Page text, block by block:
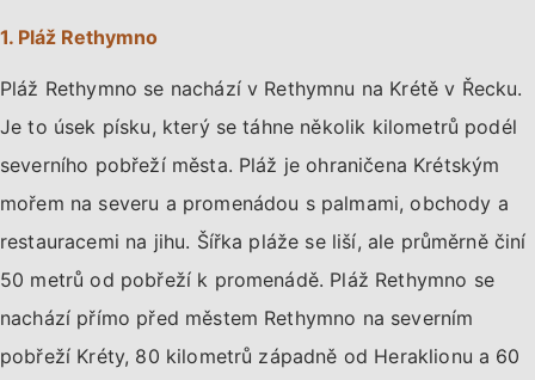
1. Pláž Rethymno
Pláž Rethymno se nachází v Rethymnu na Krétě v Řecku.
Je to úsek písku, který se táhne několik kilometrů podél
severního pobřeží města. Pláž je ohraničena Krétským
mořem na severu a promenádou s palmami, obchody a
restauracemi na jihu. Šířka pláže se liší, ale průměrně činí
50 metrů od pobřeží k promenádě. Pláž Rethymno se
nachází přímo před městem Rethymno na severním
pobřeží Kréty, 80 kilometrů západně od Heraklionu a 60